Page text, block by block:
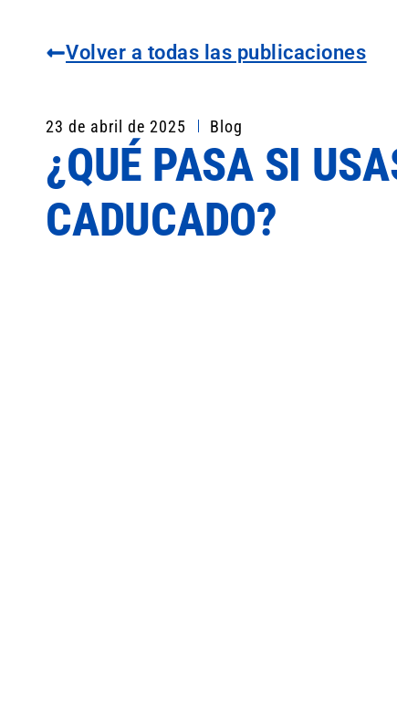
Volver a todas las publicaciones
23 de abril de 2025 Blog
¿QUÉ PASA SI
CADUCADO?